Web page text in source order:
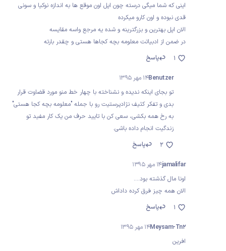
اینی که شما میگی درسته چون اپل اون موقع ها به اندازه نوکیا و سونی
قدی نبوده و اون کارو میکرده
الان اپل بهترین و بزرگترینه و شده یه مرجع واسه مقایسه
در ضمن از ادبیاتت معلومه بچه کجاها هستی و چقدر بارته
پاسخ
1
Benutzer14 مهر 1395
تو بجای اینکه ندیده و نشناخته با چهار خط منو مورد قضاوت قرار
بدی و تفکر کثیف نژادپرستیت رو با جمله "معلومه بچه کجا هستی"
به رخ همه بکشی، سعی کن با تایید حرف من یک کار مفید تو
زندگیت انجام داده باشی.
پاسخ
2
jamalifar14 مهر 1395
اونا مال گذشته بود....
الان همه چیز فرق کرده داداش
پاسخ
1
Meysam-Tn214 مهر 1395
افرین